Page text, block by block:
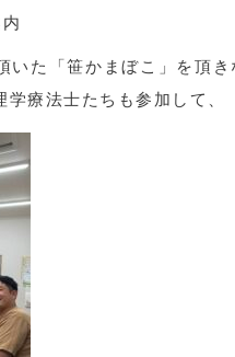
いた「笹かまぼこ」を頂
療法士たちも参加して、